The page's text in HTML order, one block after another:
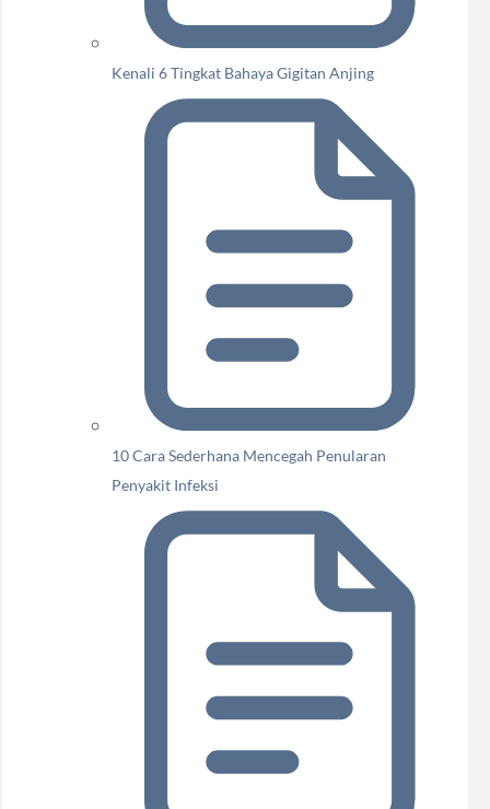
Kenali 6 Tingkat Bahaya Gigitan Anjing
10 Cara Sederhana Mencegah Penularan
Penyakit Infeksi